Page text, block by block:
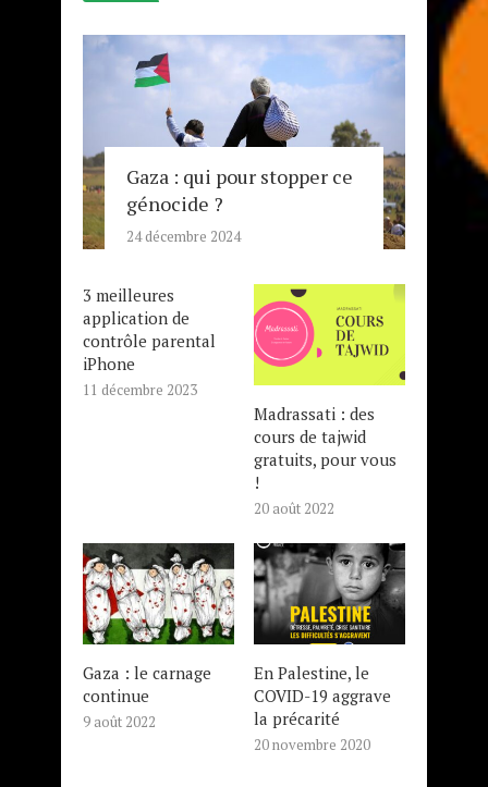
Gaza : qui pour stopper ce
génocide ?
24 décembre 2024
3 meilleures
application de
contrôle parental
iPhone
11 décembre 2023
Madrassati : des
cours de tajwid
gratuits, pour vous
!
20 août 2022
Gaza : le carnage
continue
9 août 2022
En Palestine, le
COVID-19 aggrave
la précarité
20 novembre 2020